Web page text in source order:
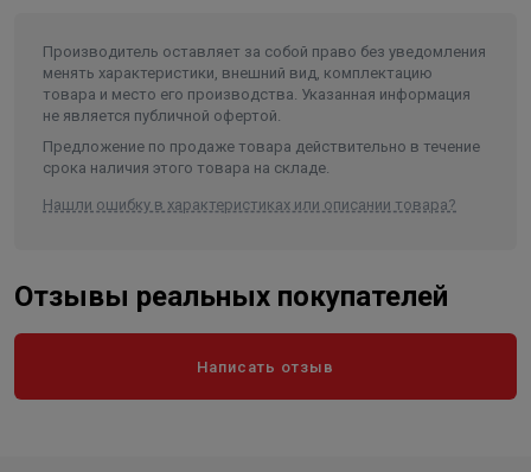
Внутренний диаметр обсадной
трубы скважины не менее/не
более (мм)
200/250
Частота, (Гц) 50
степень защиты (в формате IPXX)
Длина в упаковке, см.
Производитель оставляет за собой право без уведомления
менять характеристики, внешний вид, комплектацию
товара и место его производства. Указанная информация
не является публичной офертой.
Предложение по продаже товара действительно в течение
срока наличия этого товара на складе.
Нашли ошибку в характеристиках или описании товара?
Отзывы реальных покупателей
Написать отзыв